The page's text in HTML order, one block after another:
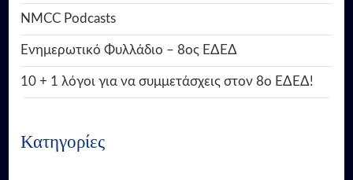
NMCC Podcasts
Ενημερωτικό Φυλλάδιο – 8ος ΕΔΕΔ
10 + 1 λόγοι για να συμμετάσχεις στον 8ο ΕΔΕΔ!
Κατηγορίες